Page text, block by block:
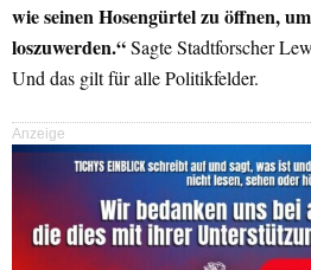
wie seinen Hosengürtel zu öffnen,
loszuwerden.“Sagte Stadtforscher
Und das gilt für alle Politikfelder.
Anzeige